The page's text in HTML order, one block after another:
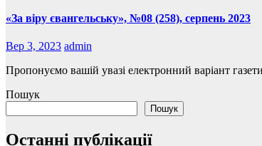
«За віру євангельську», №08 (258), серпень 2023
Вер 3, 2023 admin
Пропонуємо вашій увазі електронний варіант
Пошук
Пошук
Останні публікації